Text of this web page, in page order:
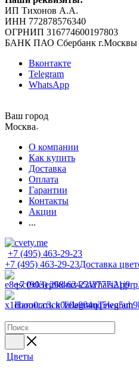
ИП Тихонов А.А.
ИНН 772878576340
ОГРНИП 316774600197803
БАНК ПАО Сбербанк г.Москвы
Вконтакте
Telegram
WhatsApp
Ваш город
Москва
О компании
Как купить
Доставка
Оплата
Гарантии
Контакты
Акции
...
+7 (495) 463-29-23
+7 (495) 463-29-23Доставка
+7 (903) 268-62-22WhatsApp
Написать в TelegramTelegram
Цветы